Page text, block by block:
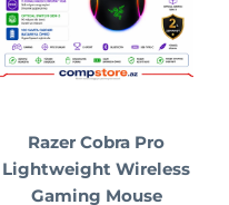
Razer Cobra Pro
Lightweight Wireless
Gaming Mouse